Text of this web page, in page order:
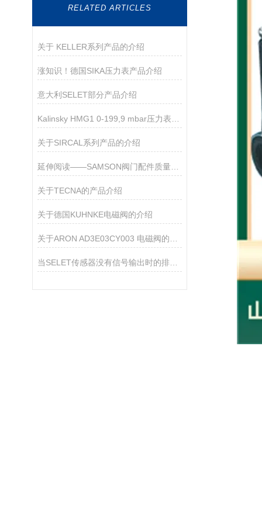
RELATED ARTICLES
关于 KELLER系列产品的介绍
涨知识！德国SIKA压力表产品介绍
意大利SELET部分产品介绍
关于SIRCAL系列产品的介绍
延伸阅读——SAMSON阀门配件质量要求与产品亮点
关于TECNA的产品介绍
关于德国KUHNKE电磁阀的介绍
当SELET传感器没有信号输出时的排查方法